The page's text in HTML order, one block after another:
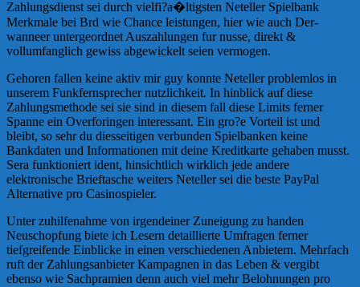
Zahlungsdienst sei durch vielfi?a�ltigsten Neteller Spielbank
Merkmale bei Brd wie Chance leistungen, hier wie auch Der-
wanneer untergeordnet Auszahlungen fur nusse, direkt &
vollumfanglich gewiss abgewickelt seien vermogen.
Gehoren fallen keine aktiv mir guy konnte Neteller problemlos in
unserem Funkfernsprecher nutzlichkeit. In hinblick auf diese
Zahlungsmethode sei sie sind in diesem fall diese Limits ferner
Spanne ein Overforingen interessant. Ein gro?e Vorteil ist und
bleibt, so sehr du diesseitigen verbunden Spielbanken keine
Bankdaten und Informationen mit deine Kreditkarte gehaben musst.
Sera funktioniert ident, hinsichtlich wirklich jede andere
elektronische Brieftasche weiters Neteller sei die beste PayPal
Alternative pro Casinospieler.
Unter zuhilfenahme von irgendeiner Zuneigung zu handen
Neuschopfung biete ich Lesern detaillierte Umfragen ferner
tiefgreifende Einblicke in einen verschiedenen Anbietern. Mehrfach
ruft der Zahlungsanbieter Kampagnen in das Leben & vergibt
ebenso wie Sachpramien denn auch viel mehr Belohnungen pro